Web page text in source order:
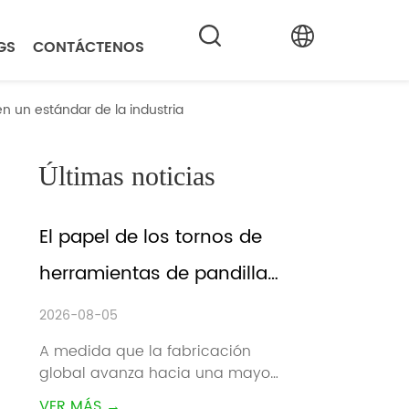
CONTÁCTENOS
un estándar de la industria
Últimas noticias
El papel de los tornos de
herramientas de pandillas
en la fabricación
inteligente
2026-08-05
A medida que la fabricación
global avanza hacia una mayor
eficiencia, tiempos de entrega